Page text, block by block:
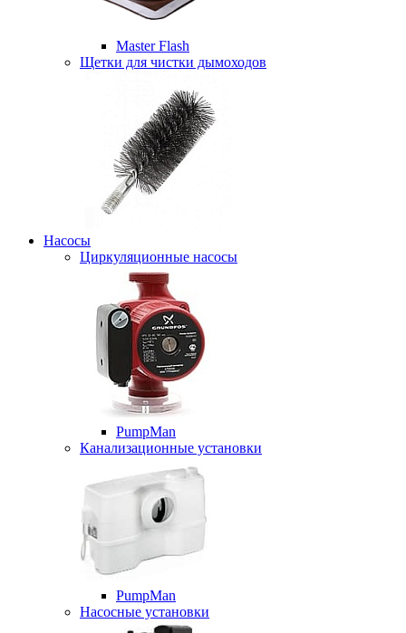
Master Flash
Щетки для чистки дымоходов
Насосы
Циркуляционные насосы
PumpMan
Канализационные установки
PumpMan
Насосные установки